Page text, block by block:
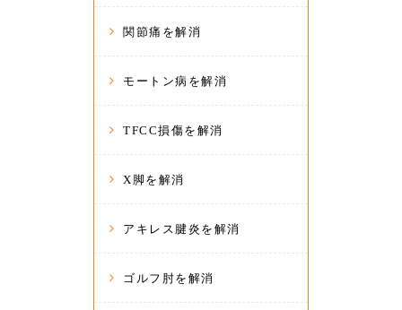
関節痛を解消
モートン病を解消
TFCC損傷を解消
X脚を解消
アキレス腱炎を解消
ゴルフ肘を解消